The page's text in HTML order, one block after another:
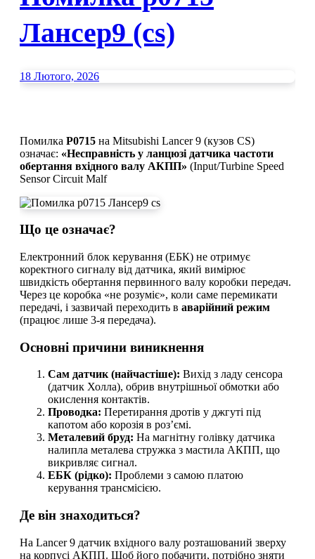
Лансер9 (cs)
18 Лютого, 2026
Помилка P0715 на Mitsubishi Lancer 9 (кузов CS)
означає: «Несправність у ланцюзі датчика частоти
обертання вхідного валу АКПП» (Input/Turbine Speed
Sensor Circuit Malf
​Що це означає?
​Електронний блок керування (ЕБК) не отримує
коректного сигналу від датчика, який вимірює
швидкість обертання первинного валу коробки передач.
Через це коробка «не розуміє», коли саме перемикати
передачі, і зазвичай переходить в аварійний режим
(працює лише 3-я передача).
​Основні причини виникнення
Сам датчик (найчастіше): Вихід з ладу сенсора
(датчик Холла), обрив внутрішньої обмотки або
окислення контактів.
Проводка: Перетирання дротів у джгуті під
капотом або корозія в роз’ємі.
Металевий бруд: На магнітну голівку датчика
налипла металева стружка з мастила АКПП, що
викривляє сигнал.
ЕБК (рідко): Проблеми з самою платою
керування трансмісією.
​Де він знаходиться?
​На Lancer 9 датчик вхідного валу розташований зверху
на корпусі АКПП. Щоб його побачити, потрібно зняти